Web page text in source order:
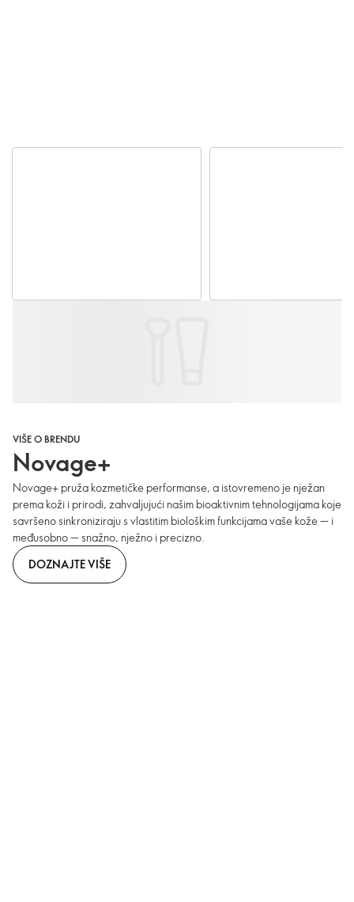
VIŠE O BRENDU
Novage+
Novage+ pruža kozmetičke performanse, a istovremeno je nježan
prema koži i prirodi, zahvaljujući našim bioaktivnim tehnologijama koje
savršeno sinkroniziraju s vlastitim biološkim funkcijama vaše kože — i
međusobno — snažno, nježno i precizno.
DOZNAJTE VIŠE